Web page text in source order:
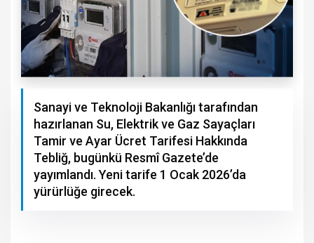
Sanayi ve Teknoloji Bakanlığı tarafından
hazırlanan Su, Elektrik ve Gaz Sayaçları
Tamir ve Ayar Ücret Tarifesi Hakkında
Tebliğ, bugünkü Resmî Gazete’de
yayımlandı. Yeni tarife 1 Ocak 2026’da
yürürlüğe girecek.